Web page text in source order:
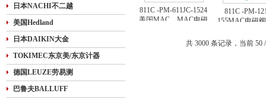
日本NACHI不二越
美国Hedland
日本DAIKIN大金
TOKIMEC东京美/东京计器
德国LEUZE劳易测
巴鲁夫BALLUFF
811C -PM-611JC-1524
美国MAC，MAC电磁
811C -PM-
155MAC电磁
MAC上
共 3000 条记录，当前